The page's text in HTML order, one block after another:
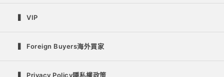
▍ VIP
▍ Foreign Buyers海外買家
▍ Privacy Policy隱私權政策